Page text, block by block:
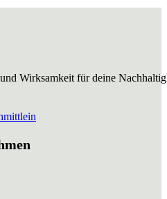
Wirksamkeit für deine